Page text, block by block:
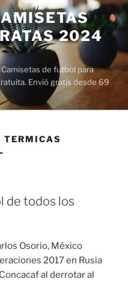
2024
de futbol para
Envió gratis desde 69
TERMICAS
de todos los
Osorio, México
2017 en Rusia
al derrotar al